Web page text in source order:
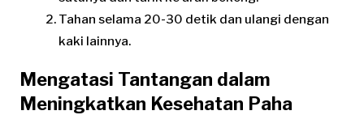
Tahan selama 20-30 detik dan ulangi dengan
kaki lainnya.
Mengatasi Tantangan dalam
Meningkatkan Kesehatan Paha